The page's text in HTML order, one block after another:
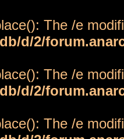
The /e
d/2/
The /e
d/2/
The /e